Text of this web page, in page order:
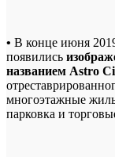
• В конце июня
появились
названием Astro
многоэтажные
парковка и